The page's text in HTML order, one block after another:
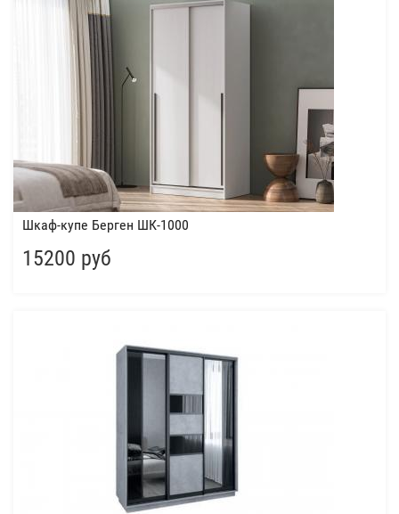
Шкаф-купе Берген ШК-1000
15200 руб